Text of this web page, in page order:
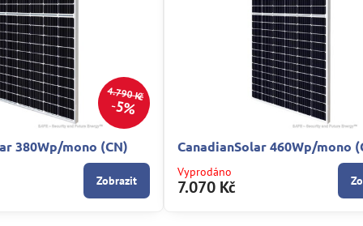
4.790 Kč
5%
380Wp/mono (CN)
Zobrazit
CanadianSolar 460Wp/mono
Vyprodáno
7.070 Kč